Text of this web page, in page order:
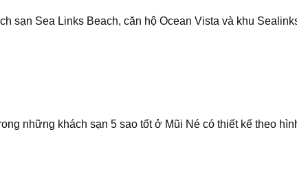
sạn Sea Links Beach, căn hộ Ocean Vista và khu
những khách sạn 5 sao tốt ở Mũi Né có thiết kế theo